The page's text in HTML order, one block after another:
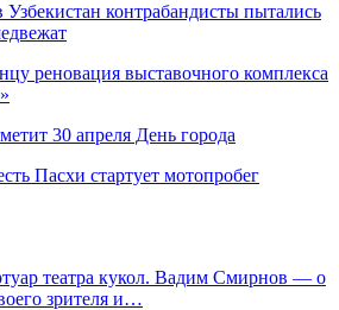
контрабандисты пытались
реновация выставочного комплекса
30 апреля День города
Пасхи стартует мотопробег
театра кукол. Вадим Смирнов — о
зрителя и…